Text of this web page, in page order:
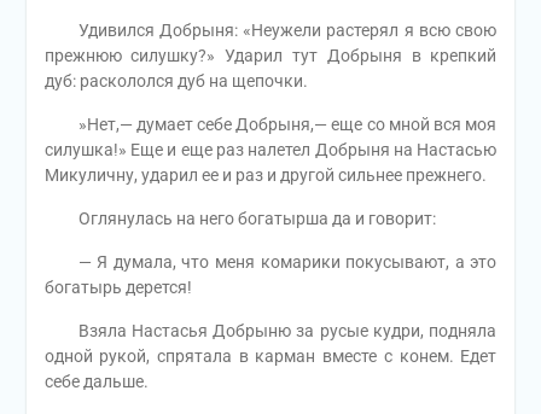
Удивился Добрыня: «Неужели растерял я всю свою
прежнюю силушку?» Ударил тут Добрыня в крепкий
дуб: раскололся дуб на щепочки.
»Нет,— думает себе Добрыня,— еще со мной вся моя
силушка!» Еще и еще раз налетел Добрыня на Настасью
Микуличну, ударил ее и раз и другой сильнее прежнего.
Оглянулась на него богатырша да и говорит:
— Я думала, что меня комарики покусывают, а это
богатырь дерется!
Взяла Настасья Добрыню за русые кудри, подняла
одной рукой, спрятала в карман вместе с конем. Едет
себе дальше.